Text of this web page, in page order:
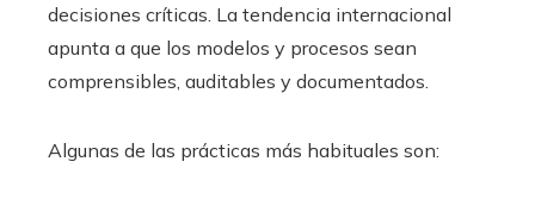
decisiones críticas. La tendencia internacional
apunta a que los modelos y procesos sean
comprensibles, auditables y documentados.
Algunas de las prácticas más habituales son: